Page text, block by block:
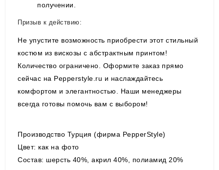
получении.
Призыв к действию:
Не упустите возможность приобрести этот стильный
костюм из вискозы с абстрактным принтом!
Количество ограничено. Оформите заказ прямо
сейчас на Pepperstyle.ru и наслаждайтесь
комфортом и элегантностью. Наши менеджеры
всегда готовы помочь вам с выбором!
Производство Турция (фирма PepperStyle)
Цвет: как на фото
Состав: шерсть 40%, акрил 40%, полиамид 20%